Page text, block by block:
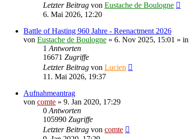
Letzter Beitrag von Eustache de Boulogne
6. Mai 2026, 12:20
Battle of Hasting 960 Jahre - Reenactment 2026
von Eustache de Boulogne » 6. Nov 2025, 15:01 » in
1 Antworten
16671 Zugriffe
Letzter Beitrag von Lucien
11. Mai 2026, 19:37
Aufnahmeantrag
von comte » 9. Jan 2020, 17:29
0 Antworten
105990 Zugriffe
Letzter Beitrag von comte